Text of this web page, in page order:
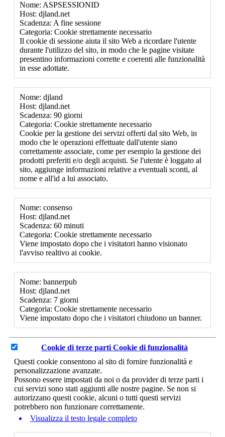
Nome: ASPSESSIONID
Host: djland.net
Scadenza: A fine sessione
Categoria: Cookie strettamente necessario
Il cookie di sessione aiuta il sito Web a ricordare l'utente
durante l'utilizzo del sito, in modo che le pagine visitate
presentino informazioni corrette e coerenti alle funzionalità
in esse adottate.
Nome: djland
Host: djland.net
Scadenza: 90 giorni
Categoria: Cookie strettamente necessario
Cookie per la gestione dei servizi offerti dal sito Web, in
modo che le operazioni effettuate dall'utente siano
correttamente associate, come per esempio la gestione dei
prodotti preferiti e/o degli acquisti. Se l'utente è loggato al
sito, aggiunge informazioni relative a eventuali sconti, al
nome e all'id a lui associato.
Nome: consenso
Host: djland.net
Scadenza: 60 minuti
Categoria: Cookie strettamente necessario
Viene impostato dopo che i visitatori hanno visionato
l'avviso realtivo ai cookie.
Nome: bannerpub
Host: djland.net
Scadenza: 7 giorni
Categoria: Cookie strettamente necessario
Viene impostato dopo che i visitatori chiudono un banner.
Cookie di terze parti Cookie di funzionalità
Questi cookie consentono al sito di fornire funzionalità e
personalizzazione avanzate.
Possono essere impostati da noi o da provider di terze parti i
cui servizi sono stati aggiunti alle nostre pagine. Se non si
autorizzano questi cookie, alcuni o tutti questi servizi
potrebbero non funzionare correttamente.
Visualizza il testo legale completo